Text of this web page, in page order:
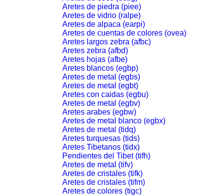
Aretes de piedra (piee)
Aretes de vidrio (ralpe)
Aretes de alpaca (earpi)
Aretes de cuentas de colores (ovea)
Aretes largos zebra (afbc)
Aretes zebra (afbd)
Aretes hojas (afbe)
Aretes blancos (egbp)
Aretes de metal (egbs)
Aretes de metal (egbt)
Aretes con caidas (egbu)
Aretes de metal (egbv)
Aretes arabes (egbw)
Aretes de metal blanco (egbx)
Aretes de metal (tidq)
Aretes turquesas (tids)
Aretes Tibetanos (tidx)
Pendientes del Tibet (tifh)
Aretes de metal (tifv)
Aretes de cristales (tifk)
Aretes de cristales (tifm)
Aretes de colores (tigc)